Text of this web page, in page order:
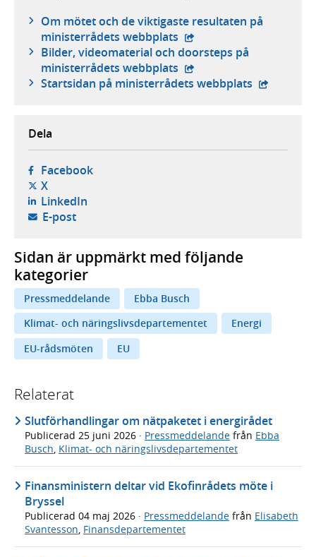
Om mötet och de viktigaste resultaten på
ministerrådets webbplats - extern webbplats,
Bilder, videomaterial och doorsteps på
ministerrådets webbplats - extern webbplats,
Startsidan på ministerrådets webbplats - extern
Dela
Facebook- öppnas i ny flik, extern webbplats,
X- öppnas i ny flik, extern webbplats,
LinkedIn- öppnas i ny flik, extern webbplats,
E-post- öppnar din e-postklient,
Sidan är uppmärkt med följande
kategorier
Pressmeddelande
Ebba Busch
Klimat- och näringslivsdepartementet
Energi
EU-rådsmöten
EU
Relaterat
Slutförhandlingar om nätpaketet i energirådet
Publicerad 25 juni 2026 · Pressmeddelande från Ebba
Busch, Klimat- och näringslivsdepartementet
Finansministern deltar vid Ekofinrådets möte i
Bryssel
Publicerad 04 maj 2026 · Pressmeddelande från Elisabeth
Svantesson Finansdepartementet